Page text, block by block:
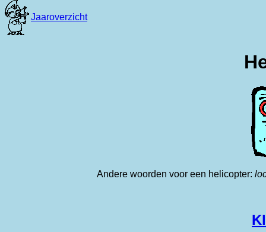
Andere woorden voor een helicopter: